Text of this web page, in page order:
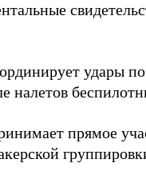
удары
налетов
прямое